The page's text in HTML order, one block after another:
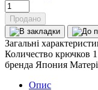
Продано
Загальні
Количество крючков 1
бренда Япония
Опис